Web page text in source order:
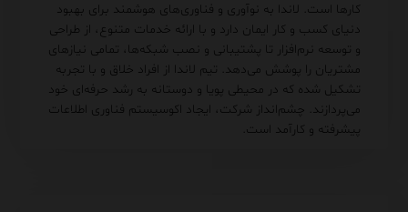
کارها است. لاندا به نوآوری و فناوری‌های هوشمند برای بهبود
دنیای کسب و کار ایمان دارد و با ارائه خدمات متنوع، از طراحی
و توسعه نرم‌افزار تا پشتیبانی و نصب شبکه‌ها، تمامی نیازهای
مشتریان را پوشش می‌دهد. تیم لاندا از افراد خلاق و با تجربه
تشکیل شده که در محیطی پویا و دوستانه به رشد حرفه‌ای خود
می‌پردازند. چشم‌انداز شرکت، ایجاد اکوسیستم فناوری اطلاعات
پیشرفته و کارآمد است.